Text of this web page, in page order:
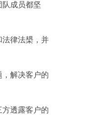
成员都坚
法律法槼，并
解决客户的
透露客户的